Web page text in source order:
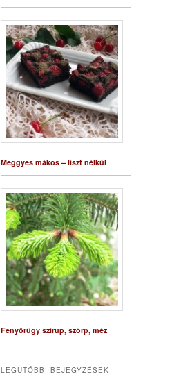
Meggyes mákos – liszt nélkül
Fenyőrügy szirup, szörp, méz
LEGUTÓBBI BEJEGYZÉSEK